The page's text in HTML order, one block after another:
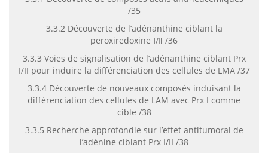
/35
3.3.2 Découverte de l’adénanthine ciblant la
peroxiredoxine Ⅰ/Ⅱ /36
3.3.3 Voies de signalisation de l’adénanthine ciblant Prx
I/II pour induire la différenciation des cellules de LMA /37
3.3.4 Découverte de nouveaux composés induisant la
différenciation des cellules de LAM avec Prx I comme
cible /38
3.3.5 Recherche approfondie sur l’effet antitumoral de
l’adénine ciblant Prx I/II /38